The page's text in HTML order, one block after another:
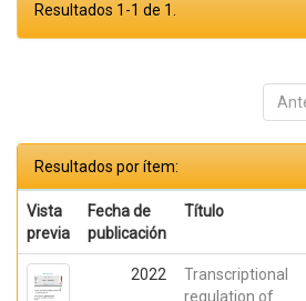
Resultados 1-1 de 1.
Resultados por ítem:
Vista
previa
Fecha de
publicación
Título
2022
Transcriptional
regulation of